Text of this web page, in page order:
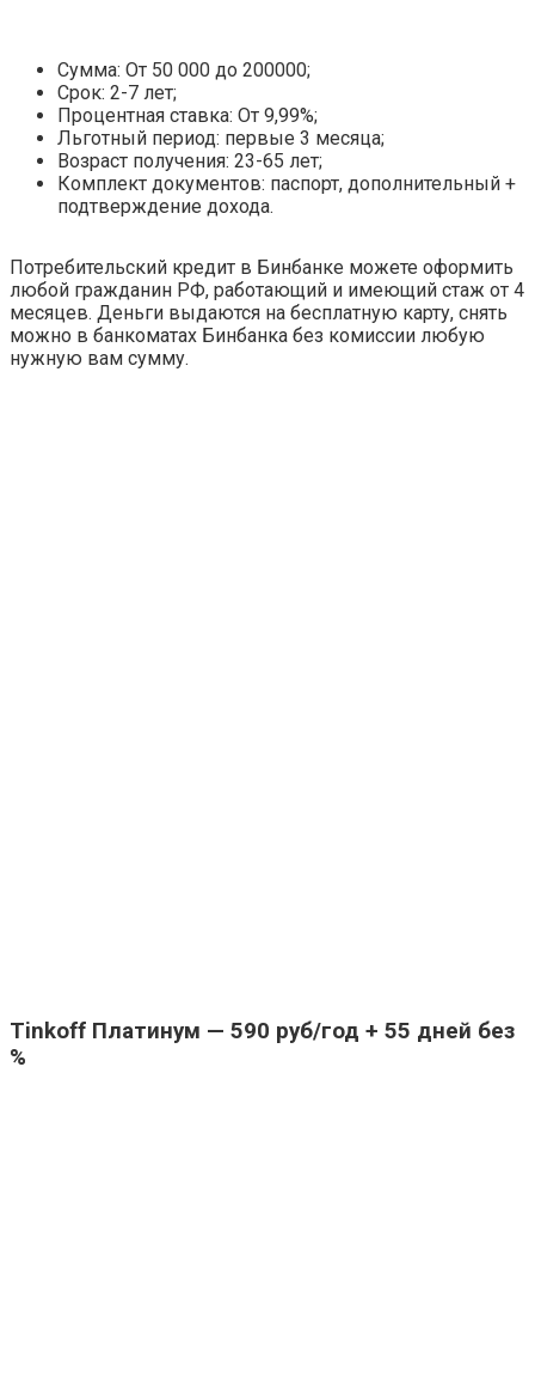
Сумма: От 50 000 до 200000;
Срок: 2-7 лет;
Процентная ставка: От 9,99%;
Льготный период: первые 3 месяца;
Возраст получения: 23-65 лет;
Комплект документов: паспорт, дополнительный +
подтверждение дохода.
Потребительский кредит в Бинбанке можете оформить
любой гражданин РФ, работающий и имеющий стаж от 4
месяцев. Деньги выдаются на бесплатную карту, снять
можно в банкоматах Бинбанка без комиссии любую
нужную вам сумму.
Tinkoff Платинум — 590 руб/год + 55 дней без
%